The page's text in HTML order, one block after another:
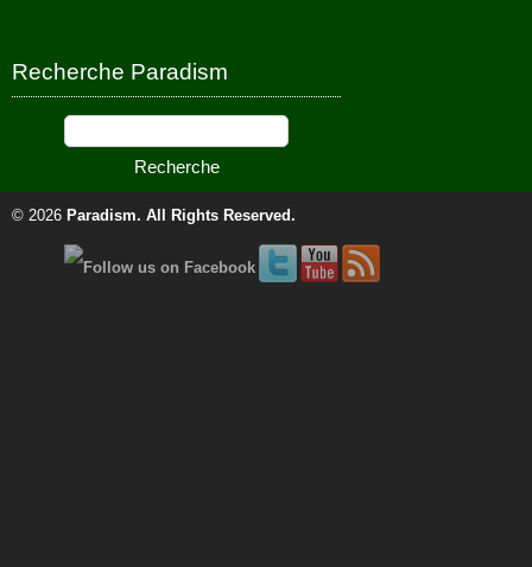
Recherche Paradism
© 2026 Paradism. All Rights Reserved.